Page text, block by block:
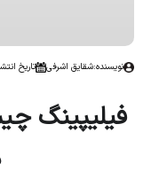
نویسنده:شقایق اشرفی تاریخ انتشار:
فیلیپینگ